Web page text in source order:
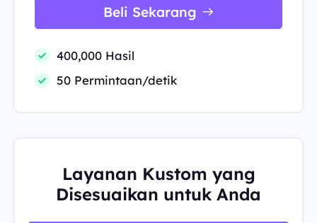
Beli Sekarang
400,000 Hasil
50 Permintaan/detik
Layanan Kustom yang
Disesuaikan untuk Anda